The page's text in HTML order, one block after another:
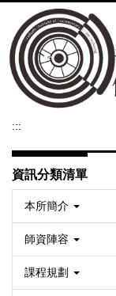
到
主
要
內
:::
資訊分類清單
本所簡介
師資陣容
課程規劃